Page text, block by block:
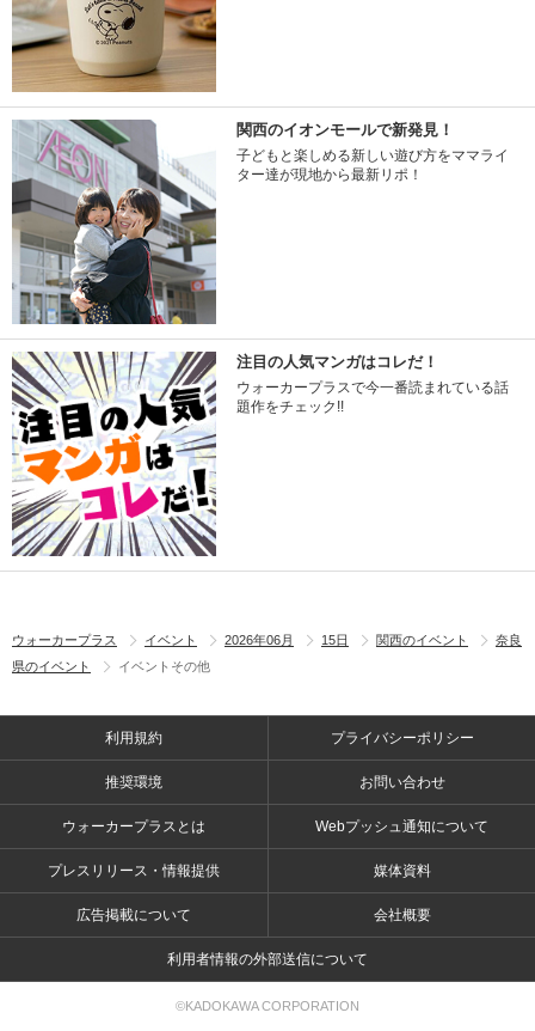
関西のイオンモールで新発見！
子どもと楽しめる新しい遊び方をママライ
ター達が現地から最新リポ！
注目の人気マンガはコレだ！
ウォーカープラスで今一番読まれている話
題作をチェック!!
ウォーカープラス イベント 2026年06月 15日 関西のイベント
奈良
県のイベント
イベントその他
利用規約 プライバシーポリシー
推奨環境 お問い合わせ
ウォーカープラスとは Webプッシュ通知について
プレスリリース・情報提供 媒体資料
広告掲載について 会社概要
利用者情報の外部送信について
©KADOKAWA CORPORATION